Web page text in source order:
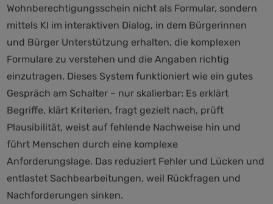
Wohnberechtigungsschein nicht als Formular, sondern
mittels KI im interaktiven Dialog, in dem Bürgerinnen
und Bürger Unterstützung erhalten, die komplexen
Formulare zu verstehen und die Angaben richtig
einzutragen. Dieses System funktioniert wie ein gutes
Gespräch am Schalter – nur skalierbar: Es erklärt
Begriffe, klärt Kriterien, fragt gezielt nach, prüft
Plausibilität, weist auf fehlende Nachweise hin und
führt Menschen durch eine komplexe
Anforderungslage. Das reduziert Fehler und Lücken und
entlastet Sachbearbeitungen, weil Rückfragen und
Nachforderungen sinken.